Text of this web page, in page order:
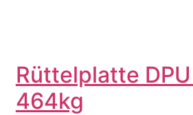
Rüttelplatte
464kg